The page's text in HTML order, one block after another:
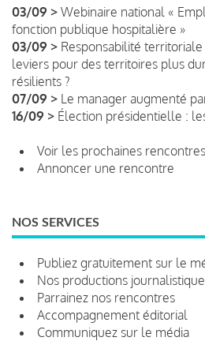
03/09 > Webinaire national «
fonction publique hospitalière »
03/09 > Responsabilité
leviers pour des territoires plus
résilients ?
07/09 > Le manager augmenté
16/09 > Élection présidentielle :
Voir les prochaines rencontres
Annoncer une rencontre
NOS SERVICES
Publiez gratuitement sur le
Nos productions
Parrainez nos rencontres
Accompagnement éditorial
Communiquez sur le média